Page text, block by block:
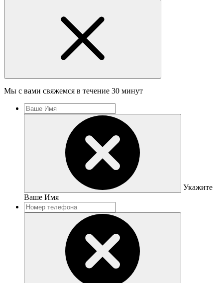
Мы с вами свяжемся в течение 30 минут
Укажите
Ваше Имя